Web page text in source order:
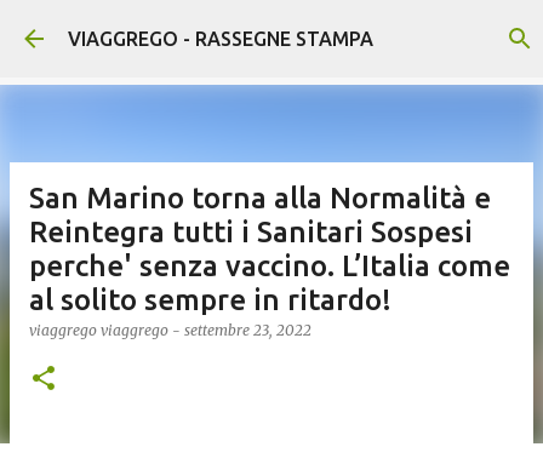
Passa ai contenuti principali
VIAGGREGO - RASSEGNE STAMPA
San Marino torna alla Normalità e
Reintegra tutti i Sanitari Sospesi
perche' senza vaccino. L’Italia come
al solito sempre in ritardo!
viaggrego viaggrego - settembre 23, 2022